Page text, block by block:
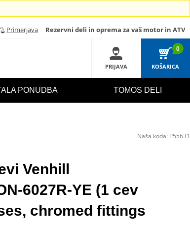
Primerjava Rezervni deli in oprema za vaš motor in ATV
PRIJAVA
0
KOŠARICA
PONUDBA TOMOS DELI
Venhill
6027R-YE (1 cev
chromed fittings
Naša koda: P55631